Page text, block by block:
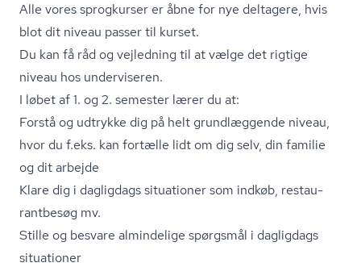
Alle vores sprogkurser er åbne for nye deltagere, hvis
blot dit niveau passer til kurset.
Du kan få råd og vejledning til at vælge det rigtige
niveau hos underviseren.
I løbet af 1. og 2. semester lærer du at:
Forstå og udtrykke dig på helt grundlæggende niveau,
hvor du f.eks. kan fortælle lidt om dig selv, din familie
og dit arbejde
Klare dig i dagligdags situationer som indkøb, re­stau­
rant­be­søg mv.
Stille og besvare almindelige spørgsmål i dagligdags
situationer